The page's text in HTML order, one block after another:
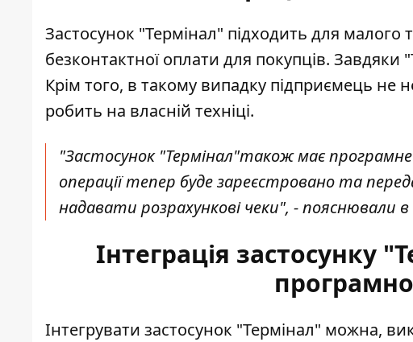
Застосунок "Термінал" підходить для малого
безконтактної оплати для покупців.
Крім того, в такому випадку підприємець не
робить на власній техніці.
"Застосунок "Термінал"також має програмне
операції тепер буде зареєстровано та
надавати розрахункові чеки", - пояснювали
Інтеграція застосунку
Інтегрувати застосунок "Термінал" можна,